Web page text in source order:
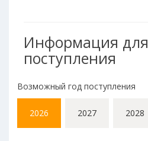
Информация для
поступления
Возможный год поступления
2026 2027 2028